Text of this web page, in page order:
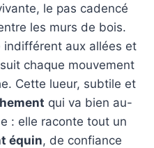
le pas cadencé
les murs de bois.
indifférent aux allées et
chaque mouvement
Cette lueur, subtile et
qui va bien au-
: elle raconte tout un
équin, de confiance